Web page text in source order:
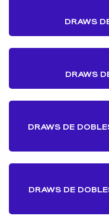
DRAWS
DRAWS
DRAWS DE
DRAWS DE